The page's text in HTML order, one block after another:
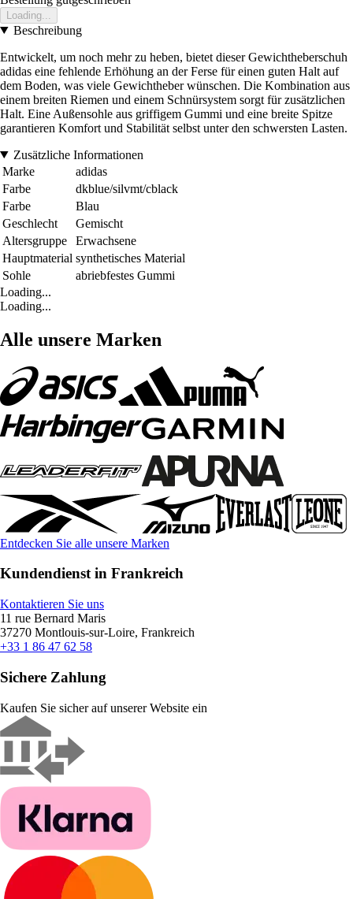
Loading...
Beschreibung
Entwickelt, um noch mehr zu heben, bietet dieser Gewichtheberschuh
adidas eine fehlende Erhöhung an der Ferse für einen guten Halt auf
dem Boden, was viele Gewichtheber wünschen. Die Kombination aus
einem breiten Riemen und einem Schnürsystem sorgt für zusätzlichen
Halt. Eine Außensohle aus griffigem Gummi und eine breite Spitze
garantieren Komfort und Stabilität selbst unter den schwersten Lasten.
Zusätzliche Informationen
Marke
adidas
Farbe
dkblue/silvmt/cblack
Farbe
Blau
Geschlecht
Gemischt
Altersgruppe
Erwachsene
Hauptmaterial synthetisches Material
Sohle
abriebfestes Gummi
Loading...
Loading...
Alle unsere Marken
Entdecken Sie alle unsere Marken
Kundendienst in Frankreich
Kontaktieren Sie uns
11 rue Bernard Maris
37270 Montlouis-sur-Loire, Frankreich
+33 1 86 47 62 58
Sichere Zahlung
Kaufen Sie sicher auf unserer Website ein